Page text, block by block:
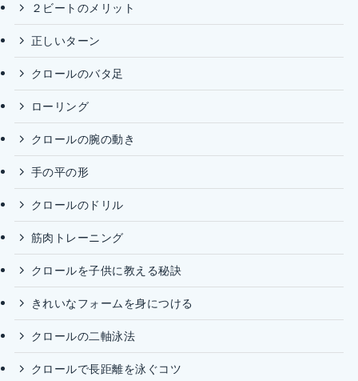
２ビートのメリット
正しいターン
クロールのバタ足
ローリング
クロールの腕の動き
手の平の形
クロールのドリル
筋肉トレーニング
クロールを子供に教える秘訣
きれいなフォームを身につける
クロールの二軸泳法
クロールで長距離を泳ぐコツ